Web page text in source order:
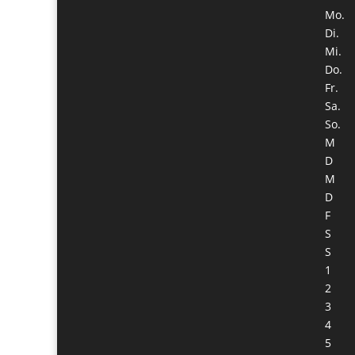
Mo.
Di.
Mi.
Do.
Fr.
Sa.
So.
M
D
M
D
F
S
S
1
2
3
4
5